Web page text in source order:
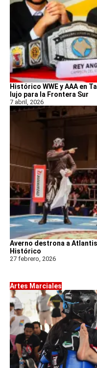
Histórico WWE y AAA en
lujo para la Frontera Sur
7 abril, 2026
Averno destrona a
Histórico
27 febrero, 2026
Artes Marciales